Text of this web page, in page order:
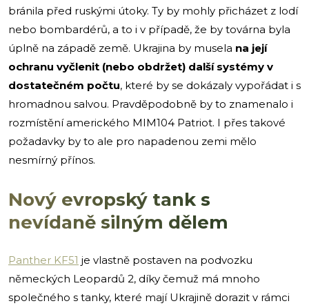
bránila před ruskými útoky. Ty by mohly přicházet z lodí
nebo bombardérů, a to i v případě, že by továrna byla
úplně na západě země. Ukrajina by musela na její
ochranu vyčlenit (nebo obdržet) další systémy v
dostatečném počtu, které by se dokázaly vypořádat i s
hromadnou salvou. Pravděpodobně by to znamenalo i
rozmístění amerického MIM104 Patriot. I přes takové
požadavky by to ale pro napadenou zemi mělo
nesmírný přínos.
Nový evropský tank s
nevídaně silným dělem
Panther KF51 je vlastně postaven na podvozku
německých Leopardů 2, díky čemuž má mnoho
společného s tanky, které mají Ukrajině dorazit v rámci